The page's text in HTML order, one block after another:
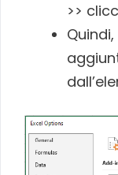
>>